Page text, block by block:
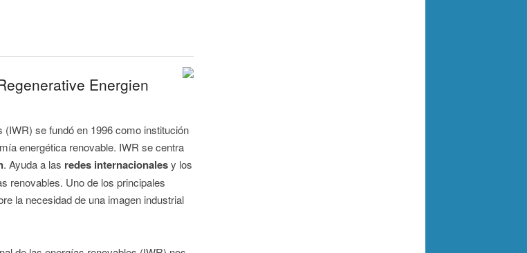
Energien
se fundó en 1996 como institución
energética renovable. IWR se centra
. Ayuda a las redes internacionalesy los
renovables. Uno de los principales
la necesidad de una imagen industrial